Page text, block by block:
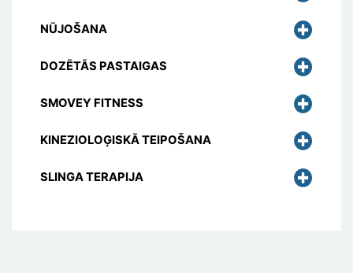
NŪJOŠANA
DOZĒTĀS PASTAIGAS
SMOVEY FITNESS
KINEZIOLOĢISKĀ TEIPOŠANA
SLINGA TERAPIJA